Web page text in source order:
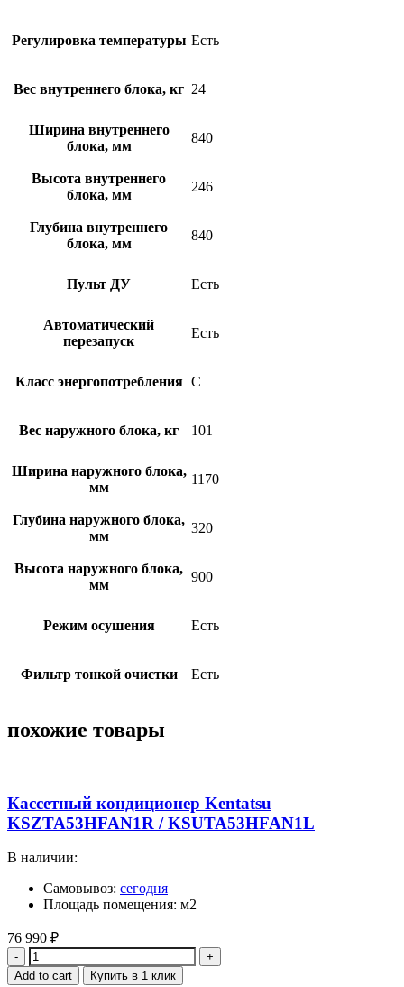
Регулировка температуры Есть
Вес внутреннего блока, кг 24
Ширина внутреннего
блока, мм
840
Высота внутреннего
блока, мм
246
Глубина внутреннего
блока, мм
840
Пульт ДУ Есть
Автоматический
перезапуск
Есть
Класс энергопотребления C
Вес наружного блока, кг 101
Ширина наружного блока,
мм
1170
Глубина наружного блока,
мм
320
Высота наружного блока,
мм
900
Режим осушения Есть
Фильтр тонкой очистки Есть
похожие товары
Кассетный кондиционер Kentatsu
KSZTA53HFAN1R / KSUTA53HFAN1L
В наличии:
Самовывоз: сегодня
Площадь помещения: м2
76 990 ₽
Quantity
Add to cart Купить в 1 клик